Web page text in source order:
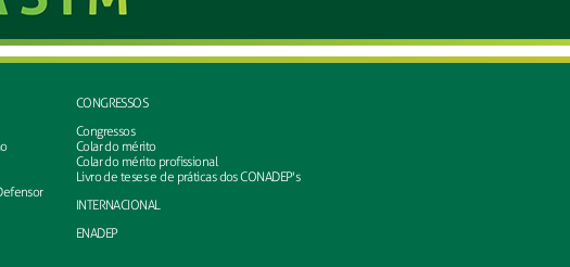
CONGRESSOS
Congressos
Colar do mérito
Colar do mérito profissional
Livro de teses e de práticas dos CONADEP's
INTERNACIONAL
ENADEP